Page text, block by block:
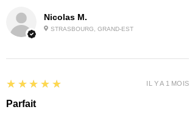
Nicolas M.
STRASBOURG, GRAND-EST
5
★★★★★
Parfait
IL Y A 1 MOIS